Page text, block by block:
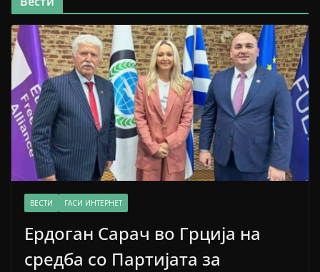
ВЕСТИ ГАСИ ИНТЕРНЕТ
Ердоган Сарач во Грција на
средба со Партијата за